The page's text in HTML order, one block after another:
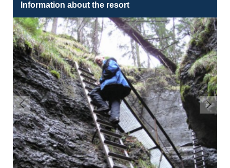
Information about the resort